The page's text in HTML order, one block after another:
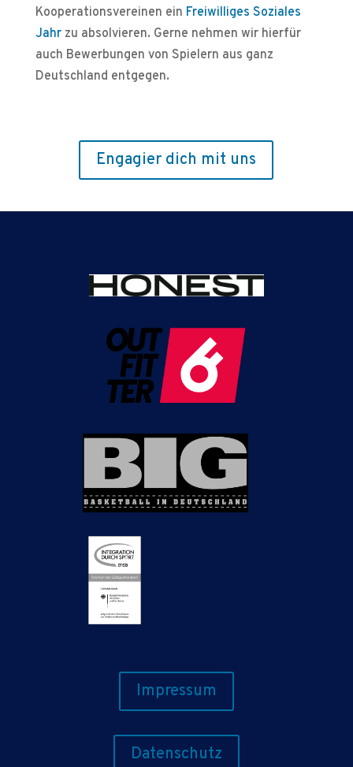
Kooperationsvereinen ein Freiwilliges Soziales
Jahrzu absolvieren. Gerne nehmen wir hierfür
auch Bewerbungen von Spielern aus ganz
Deutschland entgegen.
Engagier dich mit uns
Impressum
Datenschutz